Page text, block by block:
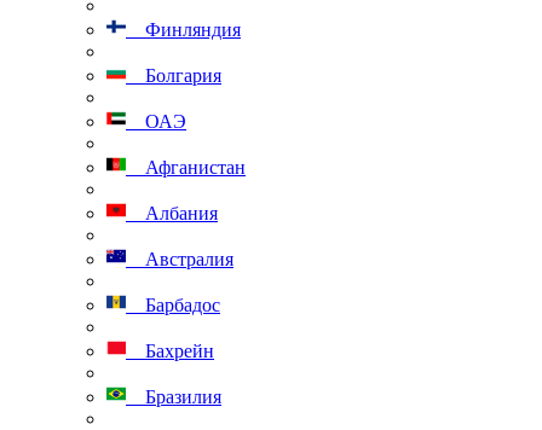
Финляндия
Болгария
ОАЭ
Афганистан
Албания
Австралия
Барбадос
Бахрейн
Бразилия